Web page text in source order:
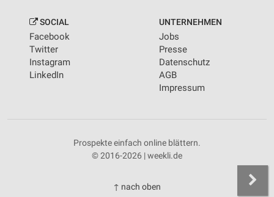
SOCIAL
Facebook
Twitter
Instagram
LinkedIn
UNTERNEHMEN
Jobs
Presse
Datenschutz
AGB
Impressum
Prospekte einfach online blättern.
© 2016-2026 | weekli.de
↑ nach oben